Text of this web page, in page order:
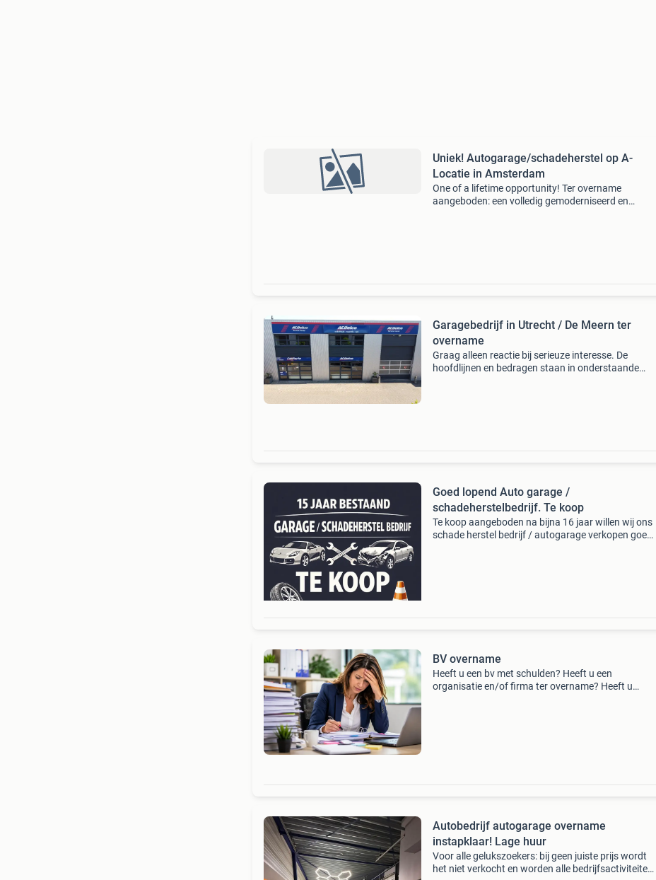
Uniek! Autogarage/schadeherstel op A-
Locatie in Amsterdam
One of a lifetime opportunity! Ter overname
aangeboden: een volledig gemoderniseerd en
Garagebedrijf in Utrecht / De Meern ter
overname
Graag alleen reactie bij serieuze interesse. De
hoofdlijnen en bedragen staan in onderstaande
Goed lopend Auto garage /
schadeherstelbedrijf. Te koop
Te koop aangeboden na bijna 16 jaar willen wij ons
schade herstel bedrijf / autogarage verkopen goed
BV overname
Heeft u een bv met schulden? Heeft u een
organisatie en/of firma ter overname? Heeft u
Autobedrijf autogarage overname
instapklaar! Lage huur
Voor alle gelukszoekers: bij geen juiste prijs wordt
het niet verkocht en worden alle bedrijfsactiviteiten